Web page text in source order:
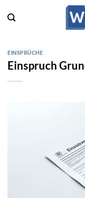
Inhalt
EINSPRÜCHE
Einspruch